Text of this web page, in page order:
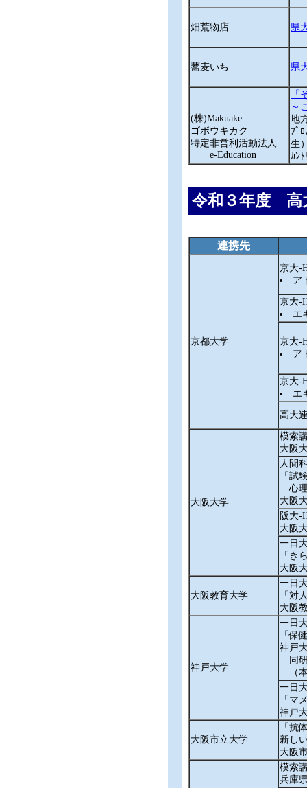
畑荒物店 県
蕎麦いち 県
(株)Makuake
ゴボウキカク
特定非営利活動法人
e-Education
「
～
地
ﾌﾟ
生
ｶﾝ
令和３年度 高
連携先
京都大学
京大
ア
京大
エ
京大
ア
京大
エ
高大
大阪大学
模索
大阪
人間
「試
心理
大阪
阪大
大阪
一日
「き
大阪
大阪教育大学
一日
「対
大阪
神戸大学
一日
「保
神戸
同
（本
一日
「マ
神戸
大阪市立大学
「抗
新し
大阪
模索
兵庫